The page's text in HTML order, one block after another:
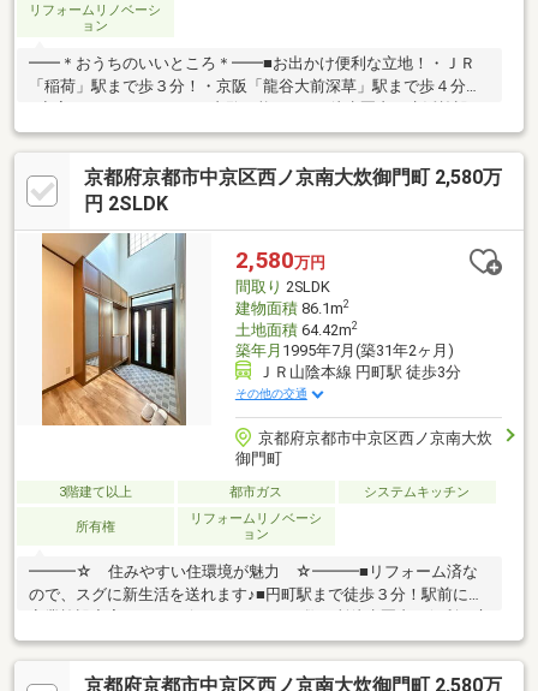
リフォームリノベーシ
ョン
━━＊おうちのいいところ＊━━■お出かけ便利な立地！・ＪＲ
「稲荷」駅まで歩３分！・京阪「龍谷大前深草」駅まで歩４分！
■空家につき、いつでもご内覧可能です！■徒歩圏内に生活施設が
充実！毎日お買い物される方にも！■「追加でリフォームした
い」などのご相談もお気軽に！【リフォーム内容】・床新調・風
呂新調・キッチン新調・洗面ユニット新調・全室クロス新調・外
壁塗装‐‐‐‐‐‐‐‐‐‐【お買い物施設】・フレスコ…歩３分・ライフ…歩１
局…歩６分‐‐‐‐‐‐‐‐‐‐
京都府京都市中京区西ノ京南大炊御門町 2,580万
円 2SLDK
2,580万円
間取り 2SLDK
建物面積86.1m2
土地面積64.42m2
築年月 1995年7月(築31年2ヶ月)
ＪＲ山陰本線 円町駅 徒歩3分
その他の交通
京都府京都市中京区西ノ京南大炊
御門町
3階建て以上 都市ガス システムキッチン
所有権
リフォームリノベーシ
ョン
━━━☆ 住みやすい住環境が魅力 ☆━━━■リフォーム済な
ので、スグに新生活を送れます♪■円町駅まで徒歩３分！駅前には
地！■大きな吹き抜けのある玄関は開放的！■水栓付のテラスで
は、夏にお子様のプールもできちゃう♪━━━リフォーム内容
━━━■クロス貼替 ■1階フロアタイル上張り ■トイレ・洗面化
京都府京都市中京区西ノ京南大炊御門町 2,580万